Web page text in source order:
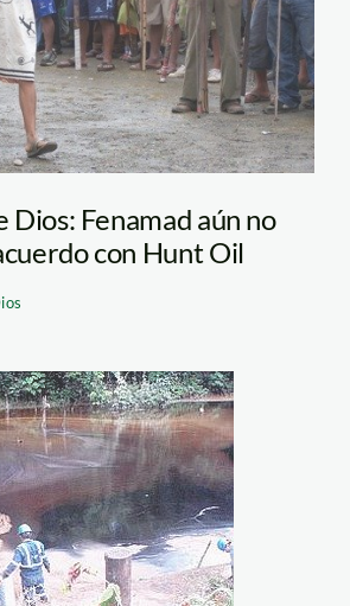
Dios: Fenamad aún no
con Hunt Oil